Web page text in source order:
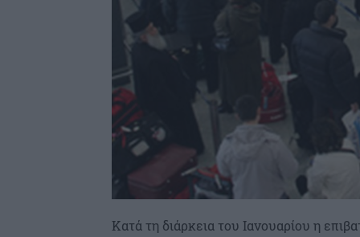
Κατά τη διάρκεια του Ιανουαρίου η